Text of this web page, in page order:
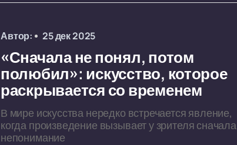
Автор: 25 дек 2025
«Сначала не понял, потом
полюбил»: искусство, которое
раскрывается со временем
В мире искусства нередко встречается явление,
когда произведение вызывает у зрителя сначала
непонимание